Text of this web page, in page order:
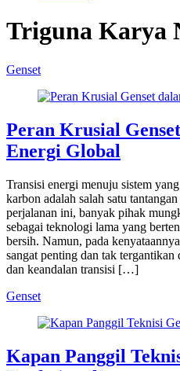
Triguna Karya
Genset
Peran Krusial
Energi Global
Transisi energi menuju sistem
karbon adalah salah satu
perjalanan ini, banyak pihak
sebagai teknologi lama yang
bersih. Namun, pada
sangat penting dan tak
dan keandalan transisi […]
Genset
Kapan Panggil